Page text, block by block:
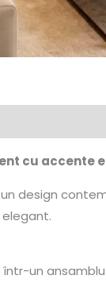
cu accente
design
un